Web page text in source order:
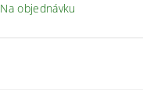
Na objednávku